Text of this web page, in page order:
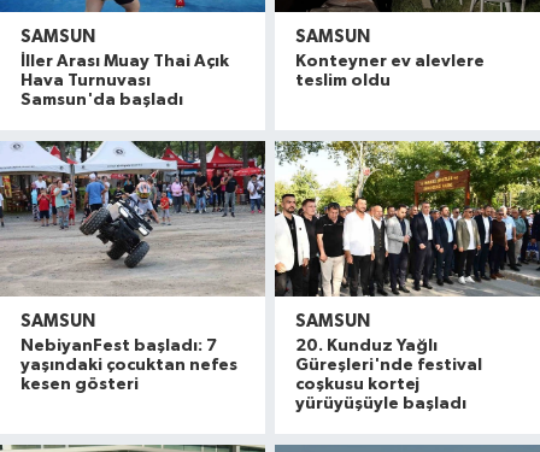
SAMSUN
İller Arası Muay Thai Açık
Hava Turnuvası
Samsun'da başladı
SAMSUN
Konteyner ev alevlere
teslim oldu
SAMSUN
NebiyanFest başladı: 7
yaşındaki çocuktan nefes
kesen gösteri
SAMSUN
20. Kunduz Yağlı
Güreşleri'nde festival
coşkusu kortej
yürüyüşüyle başladı